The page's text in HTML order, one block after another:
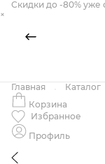
Скидки до -80% уже
×
Главная
Каталог
Корзина
Избранное
Профиль